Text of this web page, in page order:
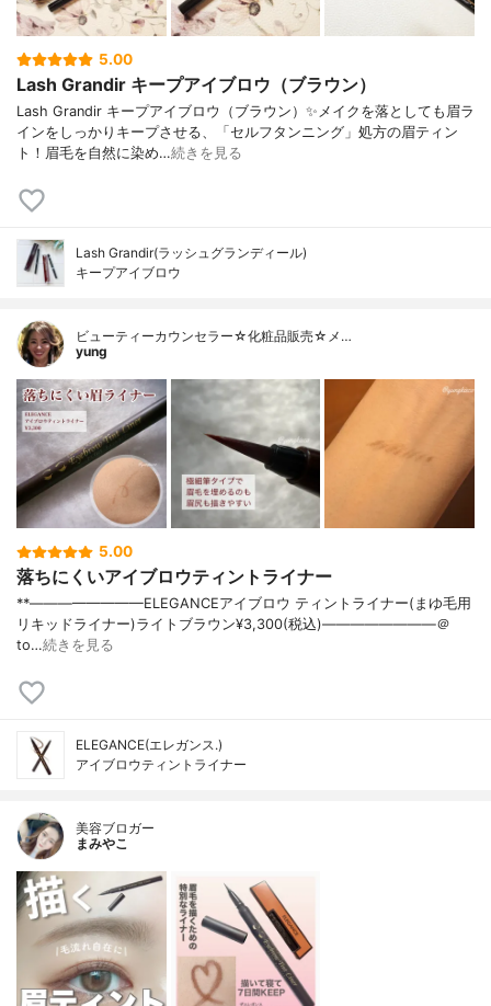
5.00
Lash Grandir キープアイブロウ（ブラウン）
Lash Grandir キープアイブロウ（ブラウン）✨メイクを落としても眉ラ
インをしっかりキープさせる、「セルフタンニング」処方の眉ティン
ト！眉毛を自然に染め…続きを見る
Lash Grandir(ラッシュグランディール)
キープアイブロウ
ビューティーカウンセラー☆化粧品販売☆メ…
yung
5.00
落ちにくいアイブロウティントライナー
**⁡————————⁡ELEGANCE⁡アイブロウ ティントライナー(まゆ毛用
リキッドライナー)⁡ライトブラウン⁡¥3,300(税込)————————⁡＠
to…続きを見る
ELEGANCE(エレガンス.)
アイブロウティントライナー
美容ブロガー
まみやこ